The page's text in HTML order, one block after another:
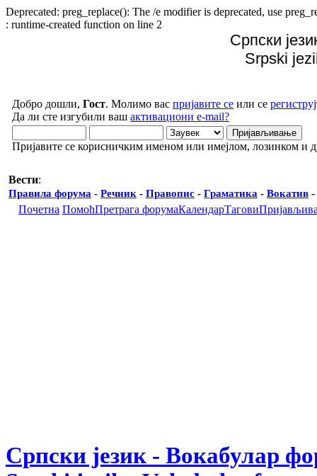
Deprecated: preg_replace(): The /e modifier is deprecated, use
: runtime-created function on line 2
Српски
Srpski
Добро дошли, Гост. Молимо вас пријавите се или се
Да ли сте изгубили ваш активациони e-mail?
Пријавите се корисничким именом или имејлом, лозинком и
Вести:
Правила форума - Речник - Правопис - Граматика - Вокатив -
Почетна ПомоћПретрага форумаКалендарТагови
Српски језик - Вокабулар